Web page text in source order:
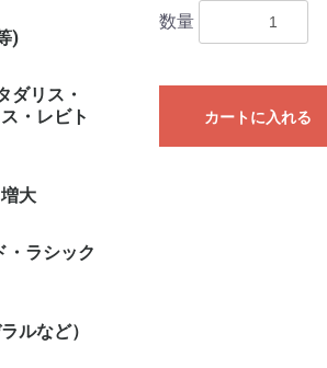
)
ダリス・
・レビト
大
・ラシック
ルなど）
数量
カートに入れる